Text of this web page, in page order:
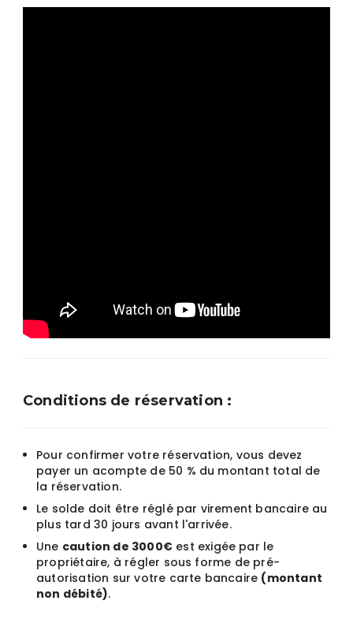
Conditions de réservation :
Pour confirmer votre réservation, vous devez
payer un acompte de 50 % du montant total de
la réservation.
Le solde doit être réglé par virement bancaire au
plus tard 30 jours avant l'arrivée.
Une caution de 3000€est exigée par le
propriétaire, à régler sous forme de pré-
autorisation sur votre carte bancaire (montant
non débité).